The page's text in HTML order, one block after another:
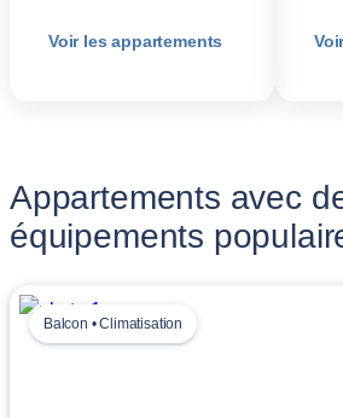
Voir les appartements
Appartements avec
équipements
Balcon • Climatisation